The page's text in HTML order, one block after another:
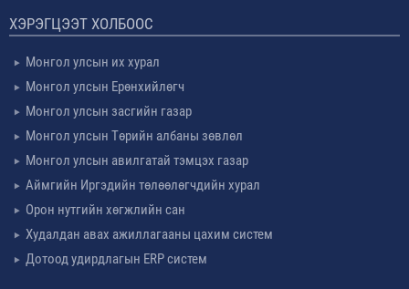
ХЭРЭГЦЭЭТ ХОЛБООС
Монгол улсын их хурал
Монгол улсын Ерөнхийлөгч
Монгол улсын засгийн газар
Монгол улсын Төрийн албаны зөвлөл
Монгол улсын авилгатай тэмцэх газар
Аймгийн Иргэдийн төлөөлөгчдийн хурал
Орон нутгийн хөгжлийн сан
Худалдан авах ажиллагааны цахим систем
Дотоод удирдлагын ERP систем